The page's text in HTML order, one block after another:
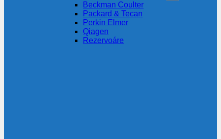
Beckman Coulter
Packard & Tecan
Perkin Elmer
Qiagen
Rezervoáre